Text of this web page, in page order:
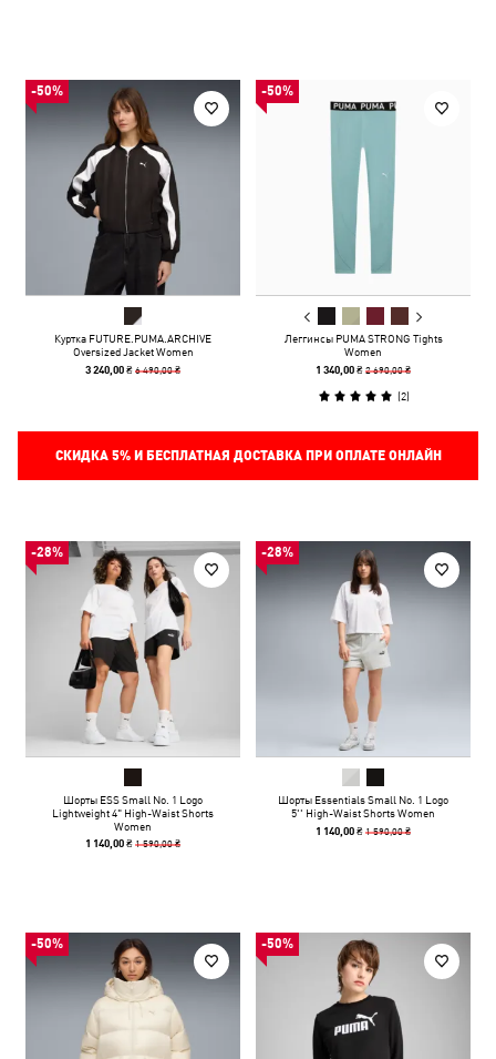
-50%
Куртка FUTURE.PUMA.ARCHIVE
Oversized Jacket Women
3 240,00 ₴6 490,00 ₴
-50%
Леггинсы PUMA STRONG Tights
Women
1 340,00 ₴2 690,00 ₴
(2)
СКИДКА 5%И БЕСПЛАТНАЯ ДОСТАВКА ПРИ ОПЛАТЕ ОНЛАЙН
-28%
Шорты ESS Small No. 1 Logo
Lightweight 4" High-Waist Shorts
Women
1 140,00 ₴1 590,00 ₴
-28%
Шорты Essentials Small No. 1 Logo
5'' High-Waist Shorts Women
1 140,00 ₴1 590,00 ₴
-50% -50%